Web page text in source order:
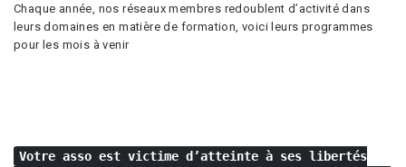
Chaque année, nos réseaux membres redoublent d’activité dans
leurs domaines en matière de formation, voici leurs programmes
pour les mois à venir
Votre asso est victime d’atteinte à ses libertés